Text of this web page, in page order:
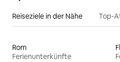
Reiseziele in der Nähe Top-
Rom
Ferienunterkünfte